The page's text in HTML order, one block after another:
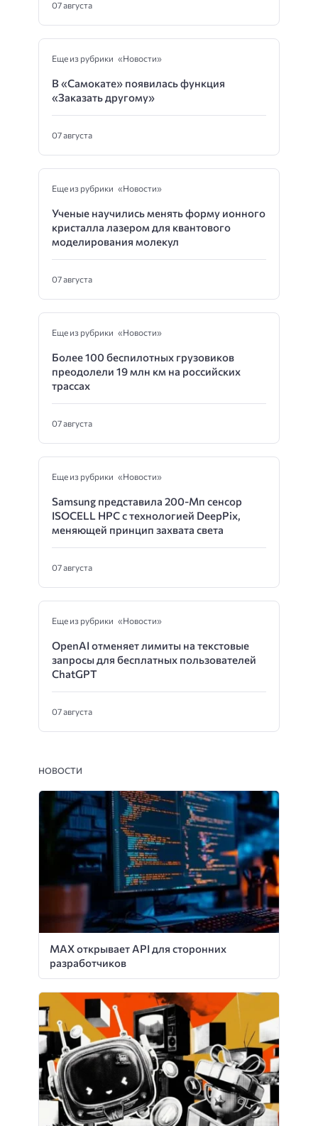
07 августа
Еще из рубрики «Новости»
В «Самокате» появилась функция
«Заказать другому»
07 августа
Еще из рубрики «Новости»
Ученые научились менять форму ионного
кристалла лазером для квантового
моделирования молекул
07 августа
Еще из рубрики «Новости»
Более 100 беспилотных грузовиков
преодолели 19 млн км на российских
трассах
07 августа
Еще из рубрики «Новости»
Samsung представила 200-Мп сенсор
ISOCELL HPC с технологией DeepPix,
меняющей принцип захвата света
07 августа
Еще из рубрики «Новости»
OpenAI отменяет лимиты на текстовые
запросы для бесплатных пользователей
ChatGPT
07 августа
НОВОСТИ
MAX открывает API для сторонних
разработчиков